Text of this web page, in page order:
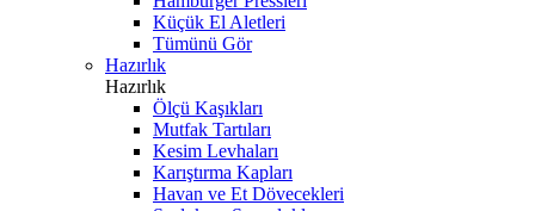
Küçük El Aletleri
Tümünü Gör
Hazırlık
Hazırlık
Ölçü Kaşıkları
Mutfak Tartıları
Kesim Levhaları
Karıştırma Kapları
Havan ve Et Dövecekleri